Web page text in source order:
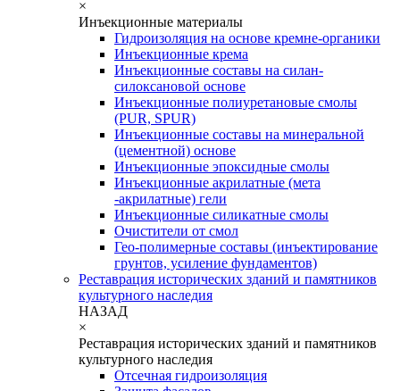
×
Инъекционные материалы
Гидроизоляция на основе кремне-органики
Инъекционные крема
Инъекционные составы на силан-
силоксановой основе
Инъекционные полиуретановые смолы
(PUR, SPUR)
Инъекционные составы на минеральной
(цементной) основе
Инъекционные эпоксидные смолы
Инъекционные акрилатные (мета
-акрилатные) гели
Инъекционные силикатные смолы
Очистители от смол
Гео-полимерные составы (инъектирование
грунтов, усиление фундаментов)
Реставрация исторических зданий и памятников
культурного наследия
НАЗАД
×
Реставрация исторических зданий и памятников
культурного наследия
Отсечная гидроизоляция